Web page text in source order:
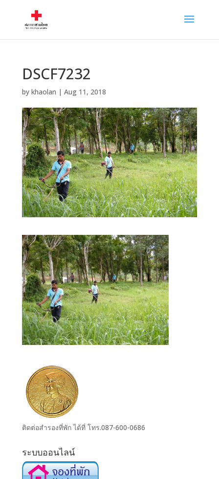
DSCF7232
by khaolan | Aug 11, 2018
ติดต่อสำรองที่พัก ได้ที่ โทร.087-600-0686
ระบบออนไลน์